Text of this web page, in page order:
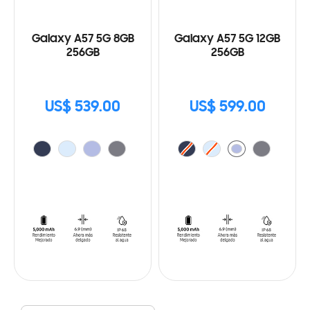
Galaxy A57 5G 8GB
256GB
US$ 539.00
Galaxy A57 5G 12GB
256GB
US$ 599.00